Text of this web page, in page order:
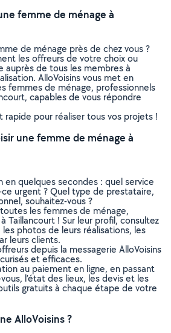
femme de ménage à
de ménage près de chez vous ?
les offreurs de votre choix ou
auprès de tous les membres à
AlloVoisins vous met en
femmes de ménage, professionnels
capables de vous répondre
rapide pour réaliser tous vos projets !
une femme de ménage à
en quelques secondes : quel service
ce urgent ? Quel type de prestataire,
souhaitez-vous ?
les femmes de ménage,
Taillancourt ! Sur leur profil, consultez
photos de leurs réalisations, les
leurs clients.
depuis la messagerie AlloVoisins
et efficaces.
au paiement en ligne, en passant
l’état des lieux, les devis et les
gratuits à chaque étape de votre
AlloVoisins ?